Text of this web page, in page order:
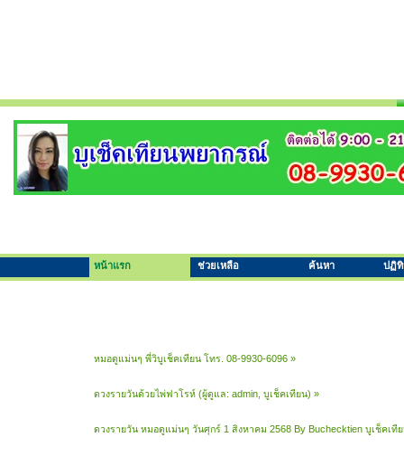
หน้าแรก ช่วยเหลือ ค้นหา ปฏิ
หมอดูแม่นๆ พี่วิบูเช็คเทียน โทร. 08-9930-6096 »
ดวงรายวันด้วยไพ่ฟาโรห์ (ผู้ดูแล:admin,บูเช็คเทียน) »
ดวงรายวัน หมอดูแม่นๆ วันศุกร์ 1 สิงหาคม 2568 By Buchecktien บูเช็คเที